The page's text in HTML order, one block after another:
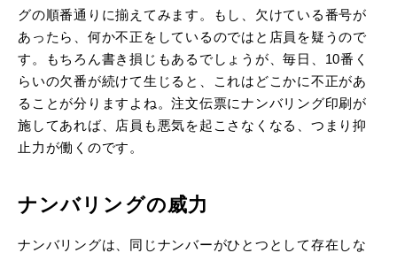
グの順番通りに揃えてみます。もし、欠けている番号が
あったら、何か不正をしているのではと店員を疑うので
す。もちろん書き損じもあるでしょうが、毎日、10番く
らいの欠番が続けて生じると、これはどこかに不正があ
ることが分りますよね。注文伝票にナンバリング印刷が
施してあれば、店員も悪気を起こさなくなる、つまり抑
止力が働くのです。
ナンバリングの威力
ナンバリングは、同じナンバーがひとつとして存在しな